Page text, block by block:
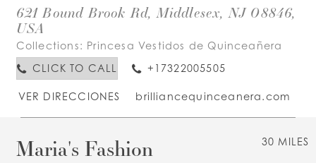
621 Bound Brook Rd, Middlesex, NJ 08846,
USA
Collections: Princesa Vestidos de Quinceañera
CLICK TO CALL
+17322005505
VER DIRECCIONES brilliancequinceanera.com
30 MILES
Maria's Fashion